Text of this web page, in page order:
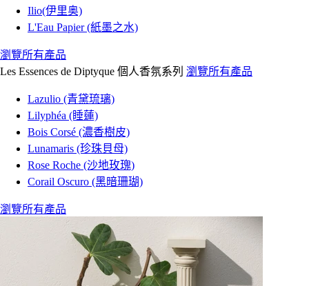
Ilio(伊里奥)
L'Eau Papier (紙墨之水)
瀏覽所有產品
Les Essences de Diptyque 個人香氛系列 瀏覽所有產品
Lazulio (青黛琉璃)
Lilyphéa (睡蓮)
Bois Corsé (濃香樹皮)
Lunamaris (珍珠貝母)
Rose Roche (沙地玫瑰)
Corail Oscuro (黑暗珊瑚)
瀏覽所有產品